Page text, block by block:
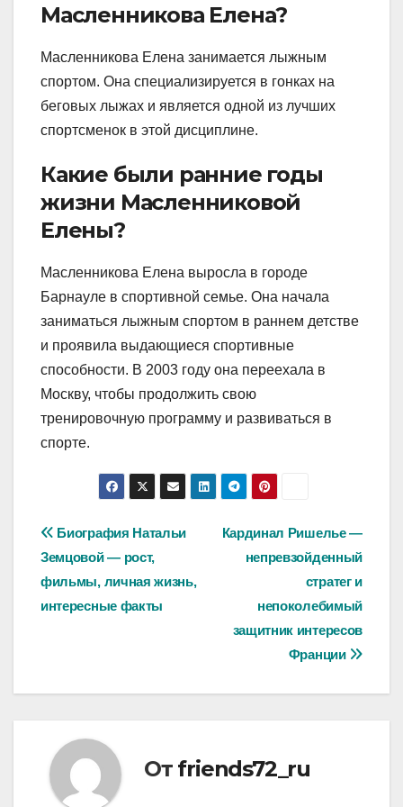
Масленникова Елена?
Масленникова Елена занимается лыжным
спортом. Она специализируется в гонках на
беговых лыжах и является одной из лучших
спортсменок в этой дисциплине.
Какие были ранние годы
жизни Масленниковой
Елены?
Масленникова Елена выросла в городе
Барнауле в спортивной семье. Она начала
заниматься лыжным спортом в раннем детстве
и проявила выдающиеся спортивные
способности. В 2003 году она переехала в
Москву, чтобы продолжить свою
тренировочную программу и развиваться в
спорте.
Навигация
по
записям
Кардинал Ришелье —
непревзойденный
стратег и
непоколебимый
защитник интересов
Франции
Биография Натальи
Земцовой — рост,
фильмы, личная жизнь,
интересные факты
От friends72_ru